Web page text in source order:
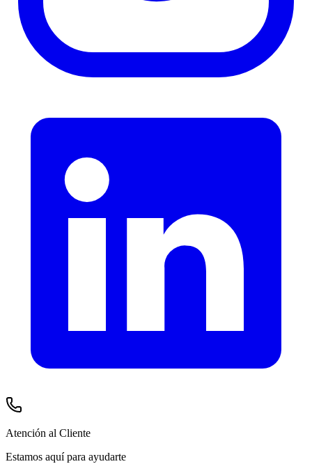
Atención al Cliente
Estamos aquí para ayudarte